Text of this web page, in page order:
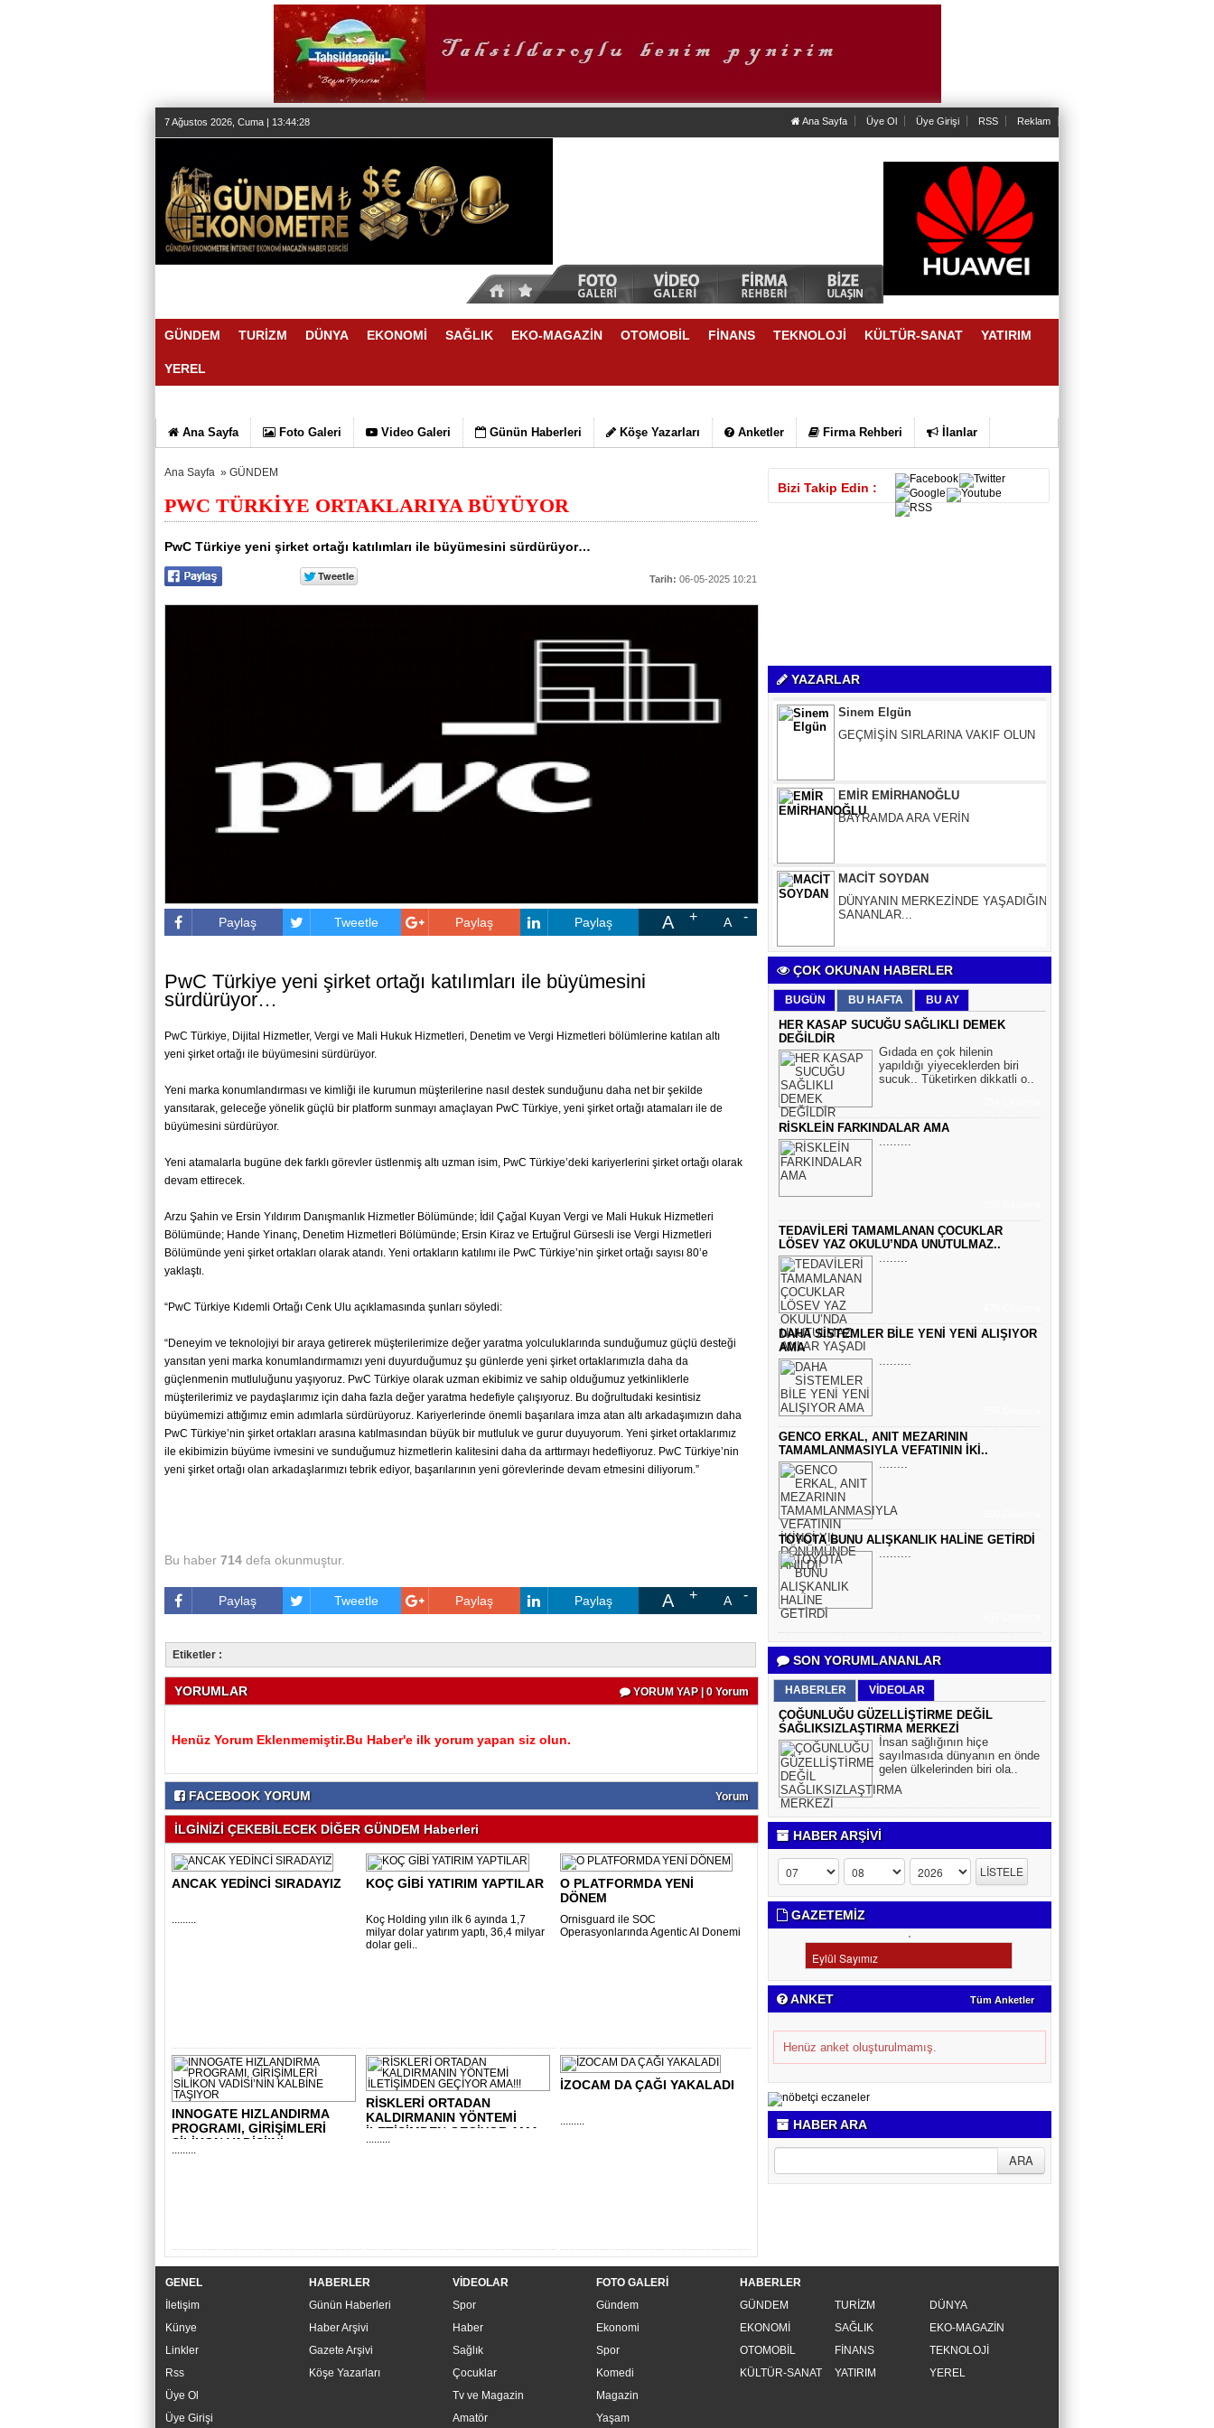
7 Ağustos 2026, Cuma | 13:44:28 Ana Sayfa Üye Ol Üye Girişi RSS Reklam
GÜNDEM TURİZM DÜNYA EKONOMİ SAĞLIK EKO-MAGAZİN OTOMOBİL FİNANS TEKNOLOJİ KÜLTÜR-SANAT YATIRIM
YEREL
Ana Sayfa Foto Galeri Video Galeri Günün Haberleri Köşe Yazarları Anketler Firma Rehberi İlanlar
Ana Sayfa » GÜNDEM
PWC TÜRKİYE ORTAKLARIYA BÜYÜYOR
PwC Türkiye yeni şirket ortağı katılımları ile büyümesini sürdürüyor…
Tarih: 06-05-2025 10:21
Paylaş Tweetle Paylaş Paylaş A A
PwC Türkiye yeni şirket ortağı katılımları ile büyümesini
sürdürüyor…
PwC Türkiye, Dijital Hizmetler, Vergi ve Mali Hukuk Hizmetleri, Denetim ve Vergi Hizmetleri bölümlerine katılan altı
yeni şirket ortağı ile büyümesini sürdürüyor.
Yeni marka konumlandırması ve kimliği ile kurumun müşterilerine nasıl destek sunduğunu daha net bir şekilde
yansıtarak, geleceğe yönelik güçlü bir platform sunmayı amaçlayan PwC Türkiye, yeni şirket ortağı atamaları ile de
büyümesini sürdürüyor.
Yeni atamalarla bugüne dek farklı görevler üstlenmiş altı uzman isim, PwC Türkiye’deki kariyerlerini şirket ortağı olarak
devam ettirecek.
Arzu Şahin ve Ersin Yıldırım Danışmanlık Hizmetler Bölümünde; İdil Çağal Kuyan Vergi ve Mali Hukuk Hizmetleri
Bölümünde; Hande Yinanç, Denetim Hizmetleri Bölümünde; Ersin Kiraz ve Ertuğrul Gürsesli ise Vergi Hizmetleri
Bölümünde yeni şirket ortakları olarak atandı. Yeni ortakların katılımı ile PwC Türkiye’nin şirket ortağı sayısı 80’e
yaklaştı.
“PwC Türkiye Kıdemli Ortağı Cenk Ulu açıklamasında şunları söyledi:
“Deneyim ve teknolojiyi bir araya getirerek müşterilerimize değer yaratma yolculuklarında sunduğumuz güçlü desteği
yansıtan yeni marka konumlandırmamızı yeni duyurduğumuz şu günlerde yeni şirket ortaklarımızla daha da
güçlenmenin mutluluğunu yaşıyoruz. PwC Türkiye olarak uzman ekibimiz ve sahip olduğumuz yetkinliklerle
müşterilerimiz ve paydaşlarımız için daha fazla değer yaratma hedefiyle çalışıyoruz. Bu doğrultudaki kesintisiz
büyümemizi attığımız emin adımlarla sürdürüyoruz. Kariyerlerinde önemli başarılara imza atan altı arkadaşımızın daha
PwC Türkiye’nin şirket ortakları arasına katılmasından büyük bir mutluluk ve gurur duyuyorum. Yeni şirket ortaklarımız
ile ekibimizin büyüme ivmesini ve sunduğumuz hizmetlerin kalitesini daha da arttırmayı hedefliyoruz. PwC Türkiye’nin
yeni şirket ortağı olan arkadaşlarımızı tebrik ediyor, başarılarının yeni görevlerinde devam etmesini diliyorum.”
Bu haber 714 defa okunmuştur.
Paylaş Tweetle Paylaş Paylaş A A
Etiketler :
YORUMLAR YORUM YAP | 0 Yorum
Henüz Yorum Eklenmemiştir.Bu Haber'e ilk yorum yapan siz olun.
FACEBOOK YORUM Yorum
İLGİNİZİ ÇEKEBİLECEK DİĞER GÜNDEM Haberleri
ANCAK YEDİNCİ SIRADAYIZ
.........
KOÇ GİBİ YATIRIM YAPTILAR
Koç Holding yılın ilk 6 ayında 1,7
milyar dolar yatırım yaptı, 36,4 milyar
dolar geli..
O PLATFORMDA YENİ
DÖNEM
Ornisguard ile SOC
Operasyonlarında Agentic AI Donemi
INNOGATE HIZLANDIRMA
PROGRAMI, GİRİŞİMLERİ
SİLİKON VADİSİ’Nİ..
.........
RİSKLERİ ORTADAN
KALDIRMANIN YÖNTEMİ
İLETİŞİMDEN GEÇİYOR AMA..
.........
İZOCAM DA ÇAĞI YAKALADI
.........
Bizi Takip Edin :
YAZARLARGEÇMİŞİN SIRLARINA VAKIF OLUN
EMİR EMİRHANOĞLU
MACİT SOYDAN
Aybüke Bafralıoğlu
BOĞAÇ YÜZGÜL
TURİZM VE EĞİTİM
Mr.Hiko...
DÜŞMANLARINIZDIR...
Çiğdem Yorgancıoğlu
Mobius Spiral Mucizeler, Akış ve Doğa
Sinem Elgün
GEÇMİŞİN SIRLARINA VAKIF OLUN
EMİR EMİRHANOĞLU
BAYRAMDA ARA VERİN
MACİT SOYDAN
DÜNYANIN MERKEZİNDE YAŞADIĞINI
SANANLAR...
ÇOK OKUNAN HABERLER
BUGÜN BU HAFTA BU AY
HER KASAP SUCUĞU SAĞLIKLI DEMEK
DEĞİLDİR
Gıdada en çok hilenin
yapıldığı yiyeceklerden biri
sucuk.. Tüketirken dikkatli o..
RİSKLEİN FARKINDALAR AMA
.........
TEDAVİLERİ TAMAMLANAN ÇOCUKLAR
LÖSEV YAZ OKULU’NDA UNUTULMAZ..
........
DAHA SİSTEMLER BİLE YENİ YENİ ALIŞIYOR
AMA
.........
GENCO ERKAL, ANIT MEZARININ
TAMAMLANMASIYLA VEFATININ İKİ..
........
TOYOTA BUNU ALIŞKANLIK HALİNE GETİRDİ
.........
SON YORUMLANANLAR
HABERLER VİDEOLAR
ÇOĞUNLUĞU GÜZELLİŞTİRME DEĞİL
SAĞLIKSIZLAŞTIRMA MERKEZİ
İnsan sağlığının hiçe
sayılmasıda dünyanın en önde
gelen ülkelerinden biri ola..
HABER ARŞİVİ
GAZETEMİZ
ANKET Tüm Anketler
Henüz anket oluşturulmamış.
HABER ARA
GENEL
İletişim
Künye
Linkler
Rss
Üye Ol
Üye Girişi
HABERLER
Günün Haberleri
Haber Arşivi
Gazete Arşivi
Köşe Yazarları
VİDEOLAR
Spor
Haber
Sağlık
Çocuklar
Tv ve Magazin
Amatör
FOTO GALERİ
Gündem
Ekonomi
Spor
Komedi
Magazin
Yaşam
HABERLER
GÜNDEM
TURİZM
DÜNYA
EKONOMİ
SAĞLIK
EKO-MAGAZİN
OTOMOBİL
FİNANS
TEKNOLOJİ
KÜLTÜR-SANAT
YATIRIM YEREL